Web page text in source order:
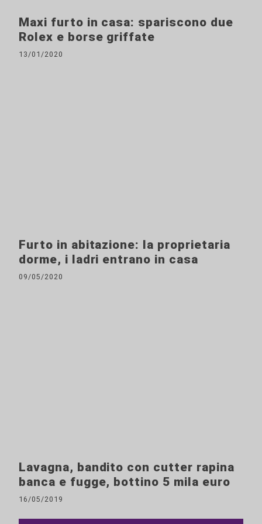
Maxi furto in casa: spariscono due
Rolex e borse griffate
13/01/2020
Furto in abitazione: la proprietaria
dorme, i ladri entrano in casa
09/05/2020
Lavagna, bandito con cutter rapina
banca e fugge, bottino 5 mila euro
16/05/2019